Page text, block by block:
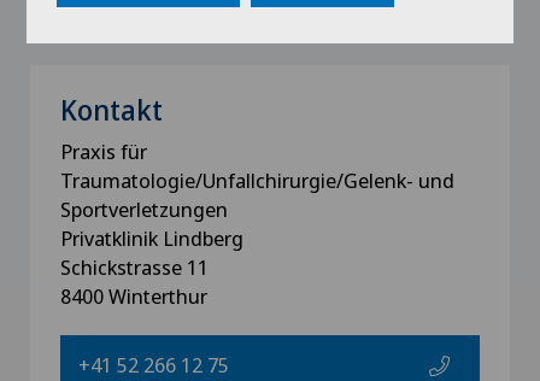
Kontakt
Praxis für
Traumatologie/Unfallchirurgie/Gelenk- und
Sportverletzungen
Privatklinik Lindberg
Schickstrasse 11
8400 Winterthur
+41 52 266 12 75